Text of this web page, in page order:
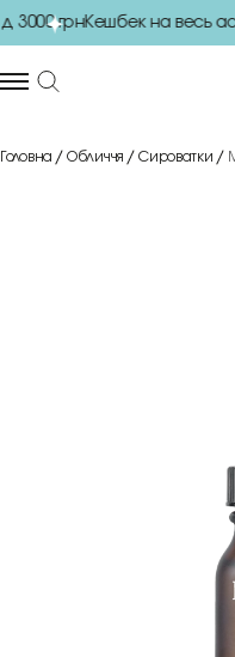
грнКешбек на весь
Головна Обличчя Сироватки